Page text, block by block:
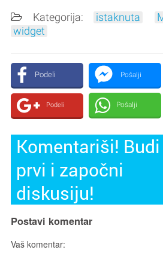
Kategorija:
istaknuta
widget
Podeli Pošalji
Podeli Pošalji
Komentariši! Budi
prvi i započni
diskusiju!
Postavi komentar
Vaš komentar: